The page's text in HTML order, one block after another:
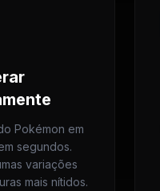
Pokémon em
segundos.
variações
mais nítidos.